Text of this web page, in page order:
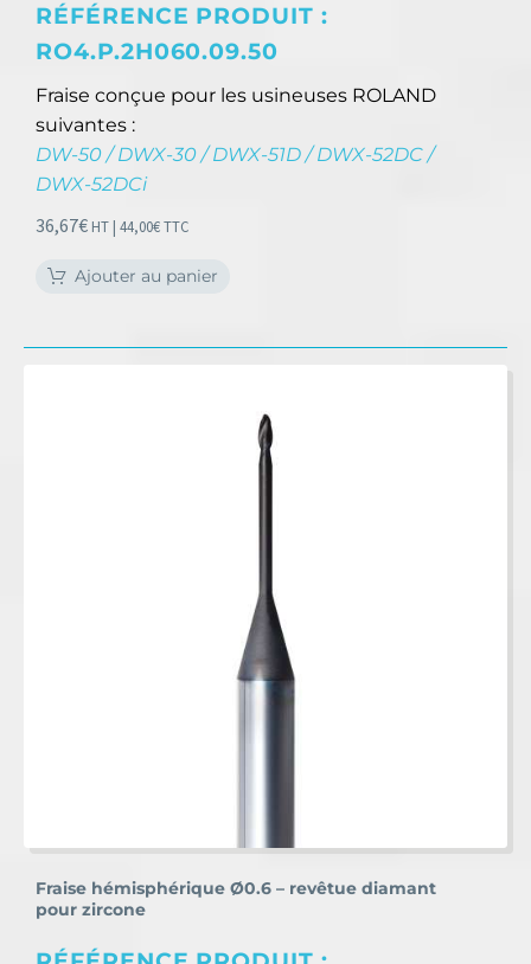
RÉFÉRENCE PRODUIT :
RO4.P.2H060.09.50
Fraise conçue pour les usineuses ROLAND
suivantes :
DW-50 / DWX-30 / DWX-51D / DWX-52DC /
DWX-52DCi
36,67€ HT | 44,00€TTC
Ajouter au panier
Fraise hémisphérique Ø0.6 – revêtue diamant
pour zircone